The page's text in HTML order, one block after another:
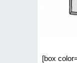
[box